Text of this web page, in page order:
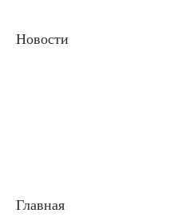
Новости
Главная